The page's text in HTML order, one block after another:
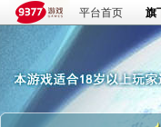
平台首页 旗